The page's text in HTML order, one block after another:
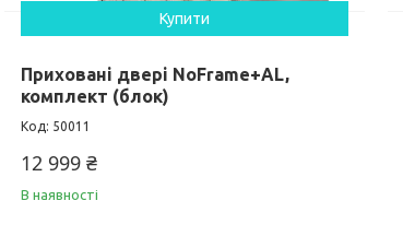
Купити
Приховані двері NoFrame+AL,
комплект (блок)
50011
12 999 ₴
В наявності